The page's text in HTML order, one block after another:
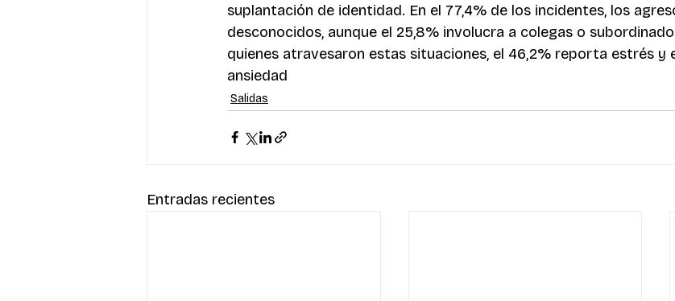
suplantación de identidad. En el 77,4% de los incidentes, los
desconocidos, aunque el 25,8% involucra a colegas o
quienes atravesaron estas situaciones, el 46,2% reporta estrés y
ansiedad
Salidas
Entradas recientes